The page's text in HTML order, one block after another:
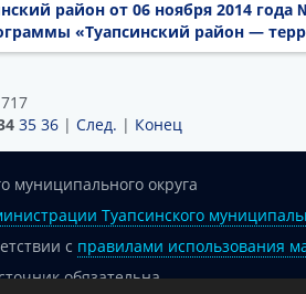
район от 06 ноября 2014
«Туапсинский район —
35 36| След. | Конец
муниципального округа
Туапсинского
с правилами использования
обязательна.